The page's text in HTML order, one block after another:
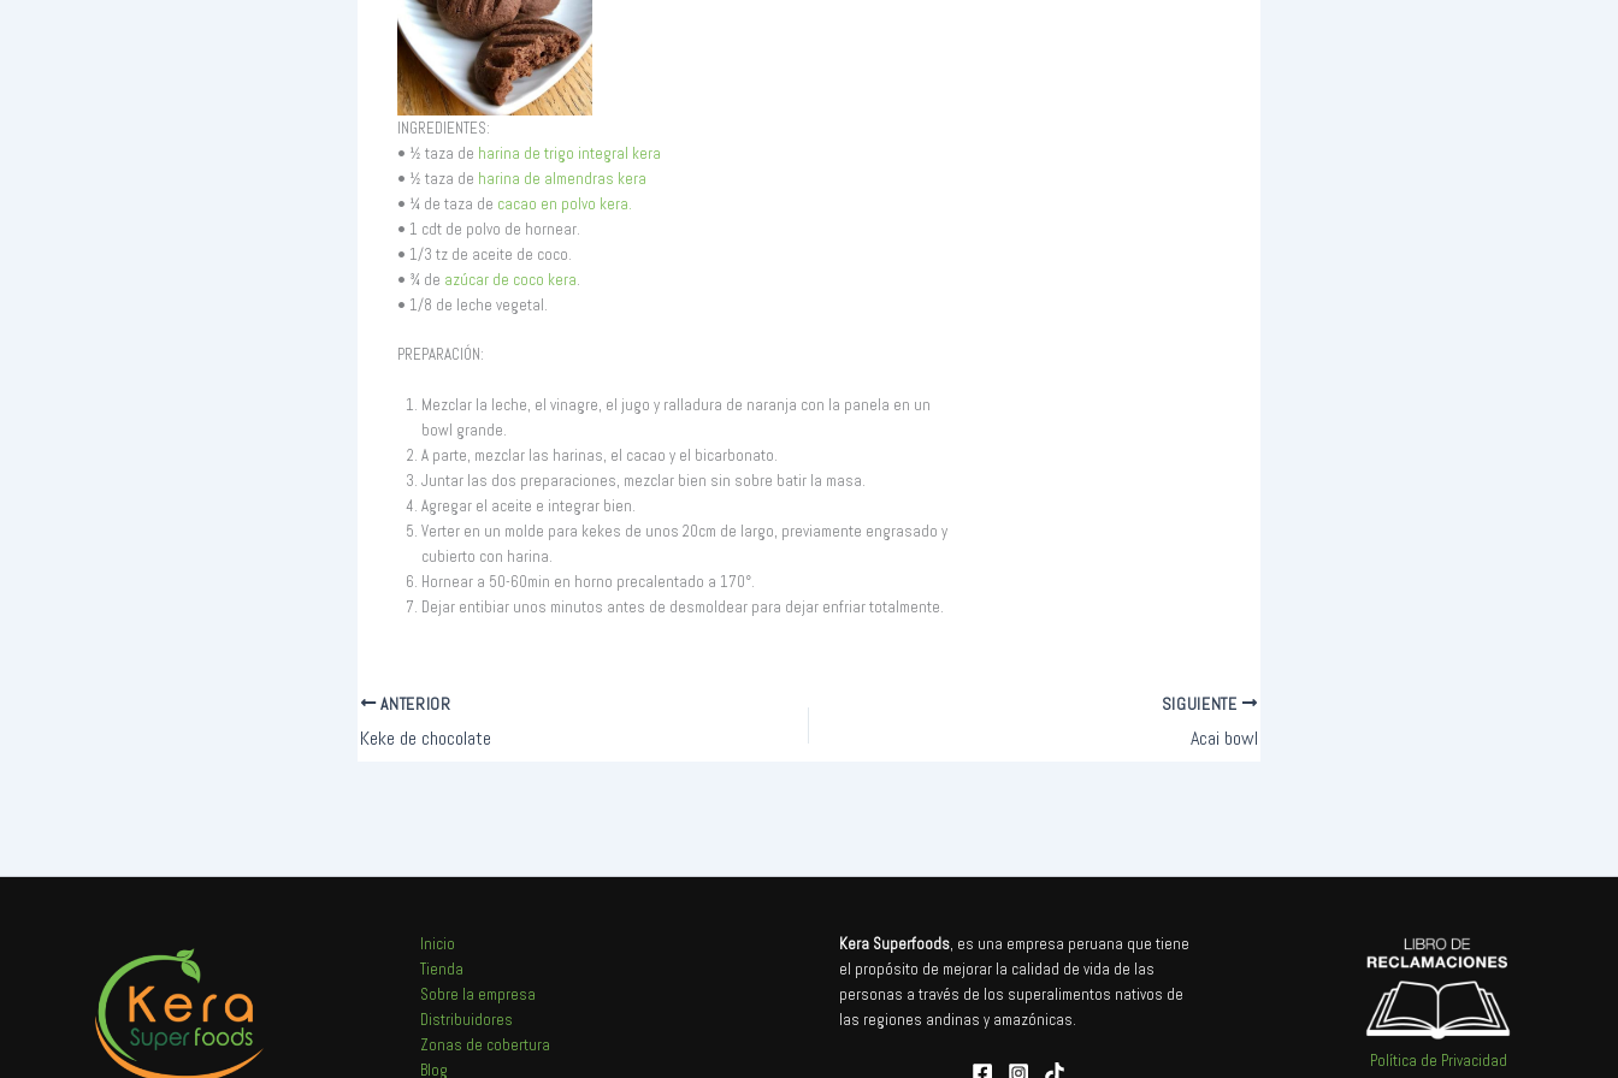
INGREDIENTES:
• ½ taza de harina de trigo integral kera
• ½ taza de harina de almendras kera
• ¼ de taza de cacao en polvo kera.
• 1 cdt de polvo de hornear.
• 1/3 tz de aceite de coco.
• ¾ de azúcar de coco kera.
• 1/8 de leche vegetal.
PREPARACIÓN:
Mezclar la leche, el vinagre, el jugo y ralladura de naranja con la panela en un
bowl grande.
A parte, mezclar las harinas, el cacao y el bicarbonato.
Juntar las dos preparaciones, mezclar bien sin sobre batir la masa.
Agregar el aceite e integrar bien.
Verter en un molde para kekes de unos 20cm de largo, previamente engrasado y
cubierto con harina.
Hornear a 50-60min en horno precalentado a 170°.
Dejar entibiar unos minutos antes de desmoldear para dejar enfriar totalmente.
ANTERIOR
Keke de chocolate
SIGUIENTE
Acai bowl
Inicio
Tienda
Sobre la empresa
Distribuidores
Zonas de cobertura
Blog
Kera Superfoods, es una empresa peruana que tiene
el propósito de mejorar la calidad de vida de las
personas a través de los superalimentos nativos de
las regiones andinas y amazónicas.
Política de Privacidad